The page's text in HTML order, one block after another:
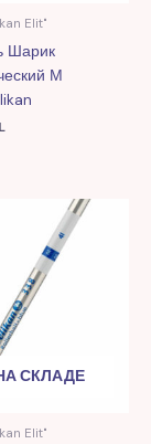
Elit"
Шарик
М
СКЛАДЕ
Elit"